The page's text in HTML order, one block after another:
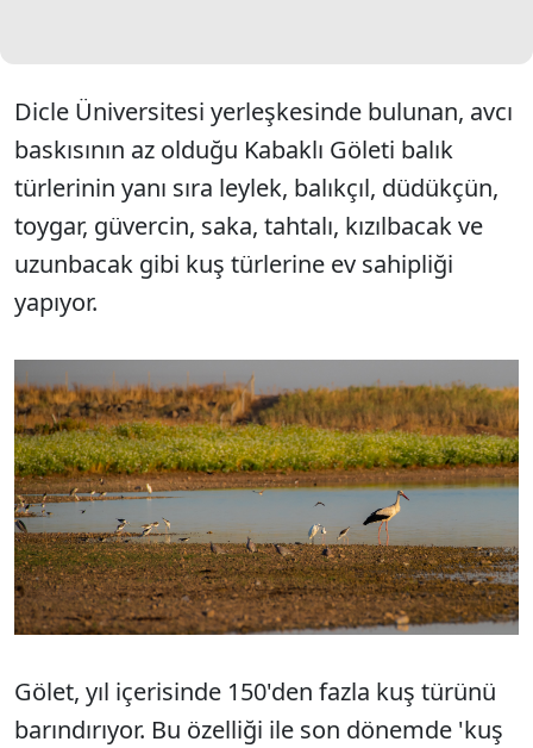
Dicle Üniversitesi yerleşkesinde bulunan, avcı
baskısının az olduğu Kabaklı Göleti balık
türlerinin yanı sıra leylek, balıkçıl, düdükçün,
toygar, güvercin, saka, tahtalı, kızılbacak ve
uzunbacak gibi kuş türlerine ev sahipliği
yapıyor.
Gölet, yıl içerisinde 150'den fazla kuş türünü
barındırıyor. Bu özelliği ile son dönemde 'kuş